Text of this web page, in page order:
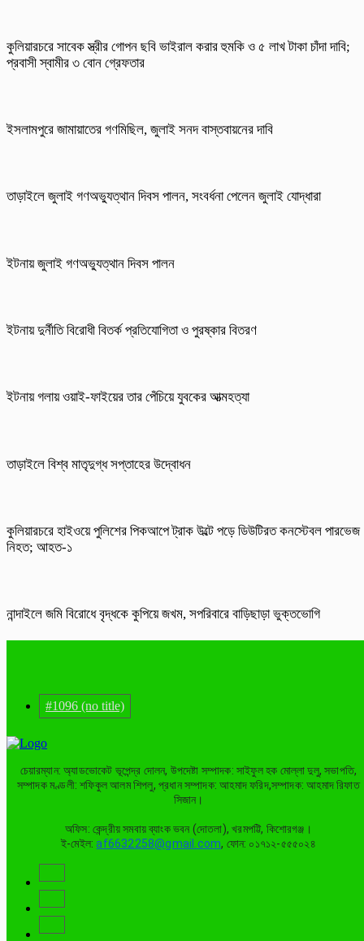
কুলিয়ারচরে সাবেক স্ত্রীর গোপন ছবি ভাইরাল করার হুমকি ও ৫ লাখ টাকা চাঁদা দাবি;
প্রবাসী স্বামীর ৩ বোন গ্রেফতার
ইসলামপুরে জামায়াতের গণমিছিল, জুলাই সনদ বাস্তবায়নের দাবি
তাড়াইলে জুলাই গণঅভ্যুত্থান দিবস পালন, সংবর্ধনা পেলেন জুলাই যোদ্ধারা
ইটনায় জুলাই গণঅভ্যুত্থান দিবস পালন
ইটনায় দুর্নীতি বিরোধী বিতর্ক প্রতিযোগিতা ও পুরষ্কার বিতরণ
ইটনায় গলায় ওয়াই-ফাইয়ের তার পেঁচিয়ে যুবকের আত্মহত্যা
তাড়াইলে বিশ্ব মাতৃদুগ্ধ সপ্তাহের উদ্বোধন
কুলিয়ারচরে হাইওয়ে পুলিশের পিকআপে ট্রাক উল্টে পড়ে ডিউটিরত কনস্টেবল পারভেজ
নিহত; আহত-১
নান্দাইলে জমি বিরোধে বৃদ্ধকে কুপিয়ে জখম, সপরিবারে বাড়িছাড়া ভুক্তভোগি
#1096 (no title)
চেয়ারম্যান: অ্যাডভোকেট ভূপেন্দ্র দোলন, উপদেষ্টা সম্পাদক: সাইফুল হক মোল্লা দুলু, সভাপতি,
সম্পাদক মণ্ডলী: শফিকুল আলম শিপলু, প্রধান সম্পাদক: আহমাদ ফরিদ,সম্পাদক: আহমাদ রিফাত
সিজান।
অফিস: কেন্দ্রীয় সমবায় ব্যাংক ভবন (দোতলা), খরমপট্টি, কিশোরগঞ্জ।
ই-মেইল:af6632258@gmail.com, ফোন: ০১৭১২-৫৫৫০২৪